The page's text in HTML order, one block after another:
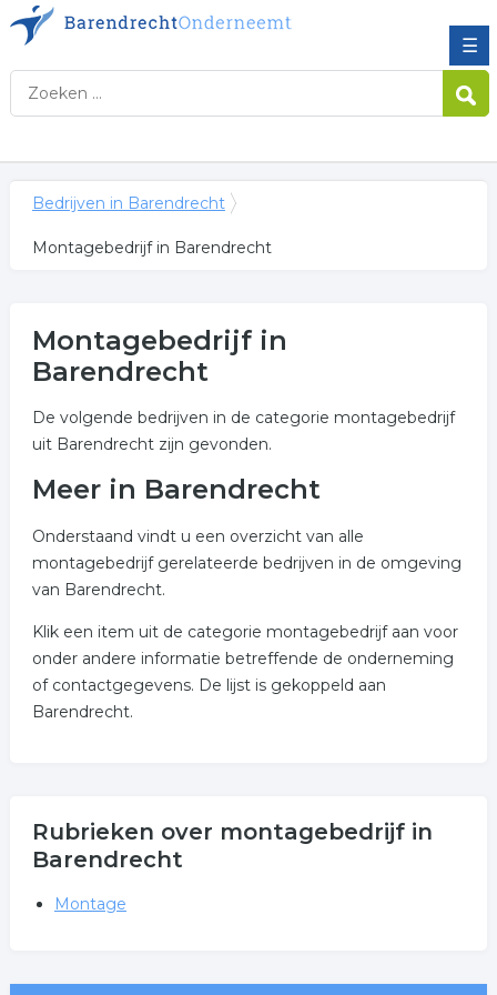
☰
Bedrijven in Barendrecht
Montagebedrijf in Barendrecht
Montagebedrijf in
Barendrecht
De volgende bedrijven in de categorie montagebedrijf
uit Barendrecht zijn gevonden.
Meer in Barendrecht
Onderstaand vindt u een overzicht van alle
montagebedrijf gerelateerde bedrijven in de omgeving
van Barendrecht.
Klik een item uit de categorie montagebedrijf aan voor
onder andere informatie betreffende de onderneming
of contactgegevens. De lijst is gekoppeld aan
Barendrecht.
Rubrieken over montagebedrijf in
Barendrecht
Montage